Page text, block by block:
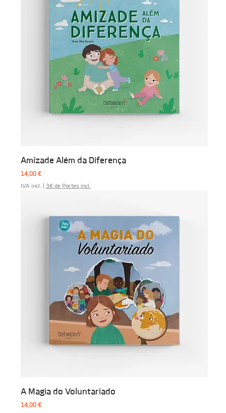
Amizade Além da Diferença
Preço
14,00 €
IVA incl. 3€ de Portes incl.
A Magia do Voluntariado
Preço
14,00 €